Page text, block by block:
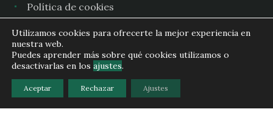
Política de cookies
Copyright (c) 2025 Gipuzkoako Euskal Pilota Federazioa -
Federación Guipuzcoana de Pelota Vasca
Utilizamos cookies para ofrecerte la mejor experiencia en
nuestra web.
Puedes aprender más sobre qué cookies utilizamos o
desactivarlas en los ajustes.
Aceptar Rechazar Ajustes